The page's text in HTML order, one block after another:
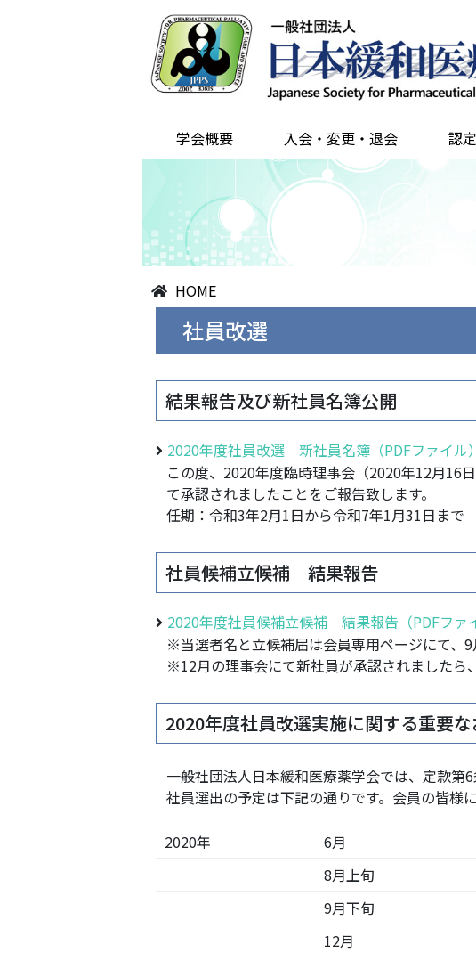
学会概要 入会・変更・退会 認
HOME
社員改選
結果報告及び新社員名簿公開
2020年度社員改選 新社員名簿（PDFファイル）
この度、2020年度臨時理事会（2020年12月16
て承認されましたことをご報告致します。
任期：令和3年2月1日から令和7年1月31日まで
社員候補立候補 結果報告
2020年度社員候補立候補 結果報告（PDFファ
※当選者名と立候補届は会員専用ページにて、
※12月の理事会にて新社員が承認されましたら
2020年度社員改選実施に関する重要
一般社団法人日本緩和医療薬学会では、定款第
社員選出の予定は下記の通りです。会員の皆様
2020年 6月
8月上旬
9月下旬
12月